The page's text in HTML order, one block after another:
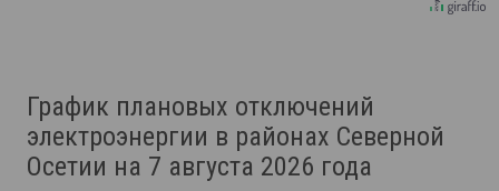
График плановых отключений
электроэнергии в районах Северной
Осетии на 7 августа 2026 года